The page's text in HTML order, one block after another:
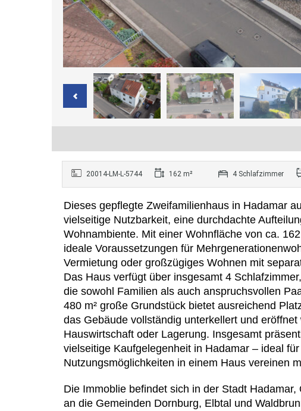
20014-LM-L-5744 162 m² 4 Schlafzimmer
Dieses gepflegte Zweifamilienhaus in Hadamar
vielseitige Nutzbarkeit, eine durchdachte
Wohnambiente. Mit einer Wohnfläche von ca.
ideale Voraussetzungen für
Vermietung oder großzügiges Wohnen mit
Das Haus verfügt über insgesamt 4
die sowohl Familien als auch anspruchsvollen
480 m² große Grundstück bietet ausreichend
das Gebäude vollständig unterkellert und
Hauswirtschaft oder Lagerung. Insgesamt
vielseitige Kaufgelegenheit in Hadamar – ideal
Nutzungsmöglichkeiten in einem Haus vereinen
Die Immoblie befindet sich in der Stadt
an die Gemeinden Dornburg, Elbtal und